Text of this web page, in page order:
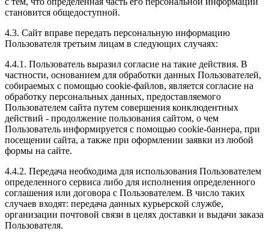
становится общедоступной.
4.3. Сайт вправе передать персональную информацию
Пользователя третьим лицам в следующих случаях:
4.4.1. Пользователь выразил согласие на такие действия. В
частности, основанием для обработки данных Пользователей,
собираемых с помощью cookie-файлов, является согласие на
обработку персональных данных, предоставляемого
Пользователем сайта путем совершения конклюдентных
действий - продолжение пользования сайтом, о чем
Пользователь информируется с помощью cookie-баннера, при
посещении сайта, а также при оформлении заявки из любой
формы на сайте.
4.4.2. Передача необходима для использования Пользователем
определенного сервиса либо для исполнения определенного
соглашения или договора с Пользователем. В число таких
случаев входят: передача данных курьерской службе,
организации почтовой связи в целях доставки и выдачи заказа
Пользователя.